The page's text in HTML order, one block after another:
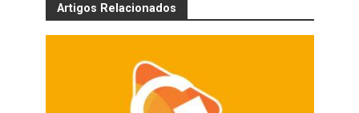
Artigos Relacionados